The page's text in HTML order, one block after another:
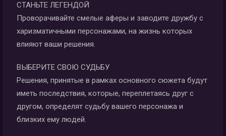
СТАНЬТЕ ЛЕГЕНДОЙ
Проворачивайте смелые аферы и заводите дружбу с
харизматичными персонажами, на жизнь которых
влияют ваши решения.
ВЫБЕРИТЕ СВОЮ СУДЬБУ
Решения, принятые в рамках основного сюжета будут
иметь последствия, которые, переплетаясь друг с
другом, определят судьбу вашего персонажа и
близких ему людей.